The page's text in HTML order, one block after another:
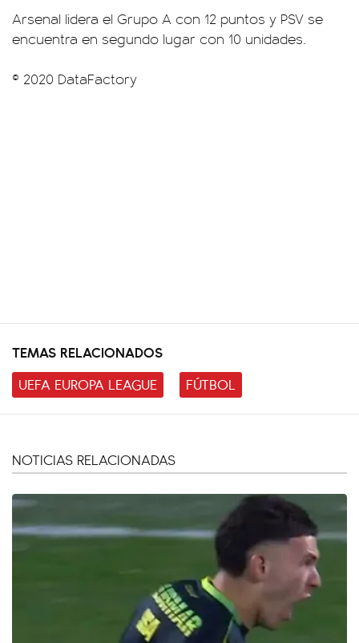
Arsenal lidera el Grupo A con 12 puntos y PSV se
encuentra en segundo lugar con 10 unidades.
© 2020 DataFactory
TEMAS RELACIONADOS
UEFA EUROPA LEAGUE
FÚTBOL
NOTICIAS RELACIONADAS